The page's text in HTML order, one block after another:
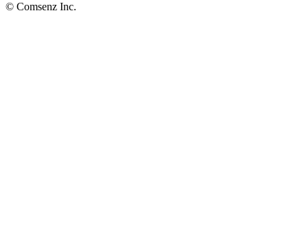
© Comsenz Inc.